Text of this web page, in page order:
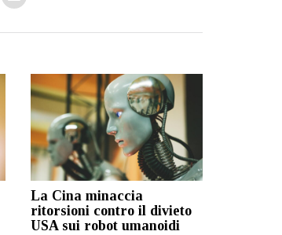
La Cina minaccia
ritorsioni contro il divieto
USA sui robot umanoidi